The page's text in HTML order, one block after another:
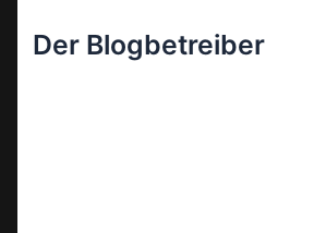
Der Blogbetreiber